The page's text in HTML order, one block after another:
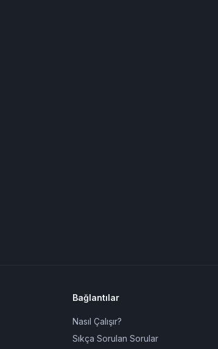
Bağlantılar
Nasıl Çalışır?
Sıkça Sorulan Sorular